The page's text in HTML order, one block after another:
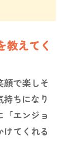
教えてく
で楽しそ
ちになり
エンジョ
てくれる